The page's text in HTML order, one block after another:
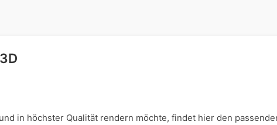
in höchster Qualität rendern möchte, findet hier den